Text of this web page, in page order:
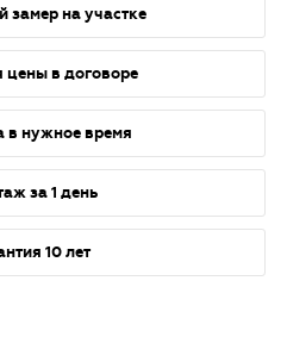
замер на участке
цены в договоре
в нужное время
за 1 день
10 лет